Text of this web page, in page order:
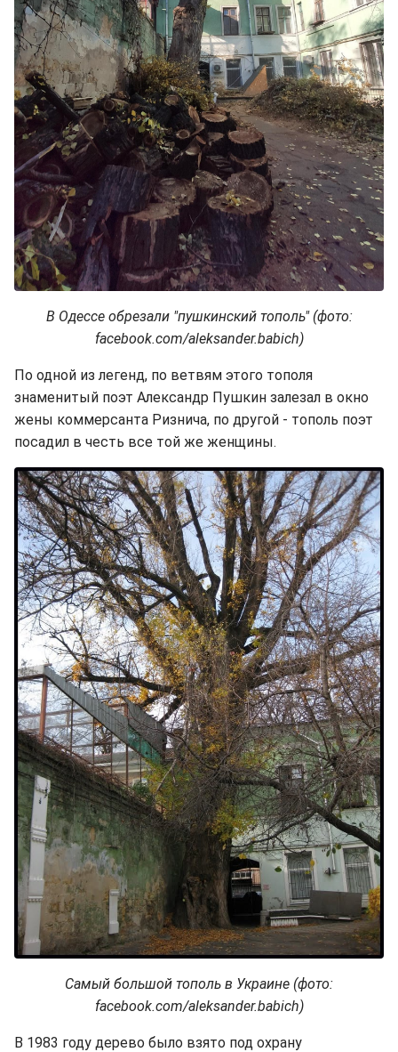
В Одессе обрезали "пушкинский тополь" (фото:
facebook.com/aleksander.babich)
По одной из легенд, по ветвям этого тополя
знаменитый поэт Александр Пушкин залезал в окно
жены коммерсанта Ризнича, по другой - тополь поэт
посадил в честь все той же женщины.
Самый большой тополь в Украине (фото:
facebook.com/aleksander.babich)
В 1983 году дерево было взято под охрану